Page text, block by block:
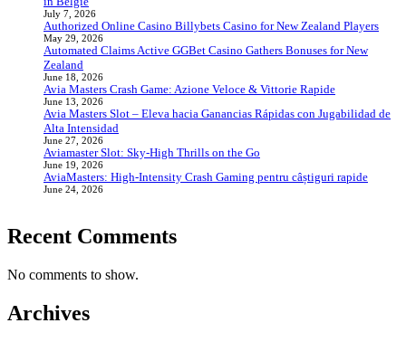
July 7, 2026
Authorized Online Casino Billybets Casino for New Zealand Players
May 29, 2026
Automated Claims Active GGBet Casino Gathers Bonuses for New
Zealand
June 18, 2026
Avia Masters Crash Game: Azione Veloce & Vittorie Rapide
June 13, 2026
Avia Masters Slot – Eleva hacia Ganancias Rápidas con Jugabilidad de
Alta Intensidad
June 27, 2026
Aviamaster Slot: Sky‑High Thrills on the Go
June 19, 2026
AviaMasters: High‑Intensity Crash Gaming pentru câștiguri rapide
June 24, 2026
Recent Comments
No comments to show.
Archives